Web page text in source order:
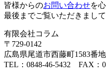
皆様からのお問い合わせを
最後までご覧いただきまし
有限会社コラム
〒729-0142
広島県尾道市西藤町1583番
TEL：0848-46-5432 FAX：